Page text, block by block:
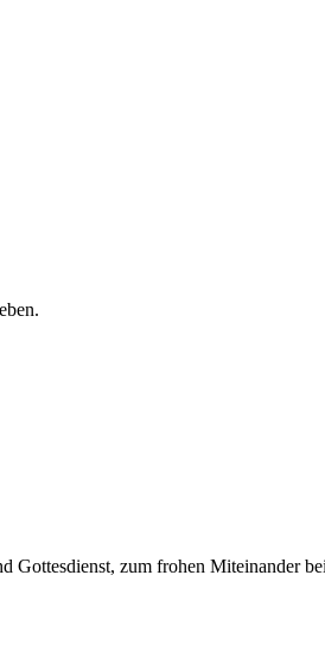
zum frohen Miteinander